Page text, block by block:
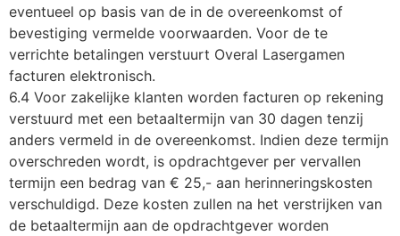
eventueel op basis van de in de overeenkomst of
bevestiging vermelde voorwaarden. Voor de te
verrichte betalingen verstuurt Overal Lasergamen
facturen elektronisch.
6.4 Voor zakelijke klanten worden facturen op rekening
verstuurd met een betaaltermijn van 30 dagen tenzij
anders vermeld in de overeenkomst. Indien deze termijn
overschreden wordt, is opdrachtgever per vervallen
termijn een bedrag van € 25,- aan herinneringskosten
verschuldigd. Deze kosten zullen na het verstrijken van
de betaaltermijn aan de opdrachtgever worden